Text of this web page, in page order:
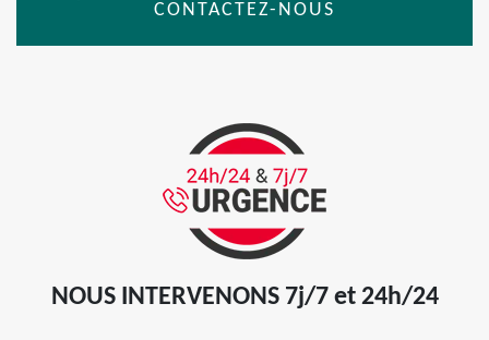
CONTACTEZ-NOUS
NOUS INTERVENONS 7j/7 et 24h/24